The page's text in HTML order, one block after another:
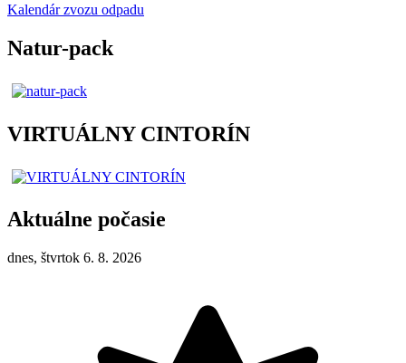
Kalendár zvozu odpadu
Natur-pack
VIRTUÁLNY CINTORÍN
Aktuálne počasie
dnes, štvrtok 6. 8. 2026